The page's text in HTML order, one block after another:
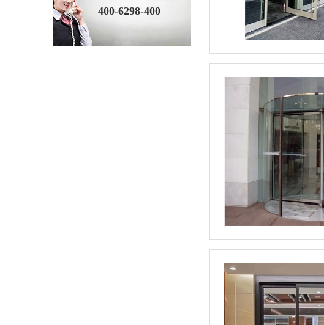
400-6298-400